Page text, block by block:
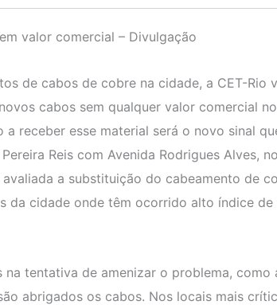
valor comercial – Divulgação
de cabos de cobre na cidade, a CET-Rio
cabos sem qualquer valor comercial
receber esse material será o novo sinal
Reis com Avenida Rodrigues Alves,
a substituição do cabeamento de
da cidade onde têm ocorrido alto índice
na tentativa de amenizar o problema, como
abrigados os cabos. Nos locais mais